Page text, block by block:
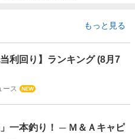
もっと見る
当利回り】ランキング (8月7
ース
一本釣り！ ─ Ｍ＆Ａキャピ